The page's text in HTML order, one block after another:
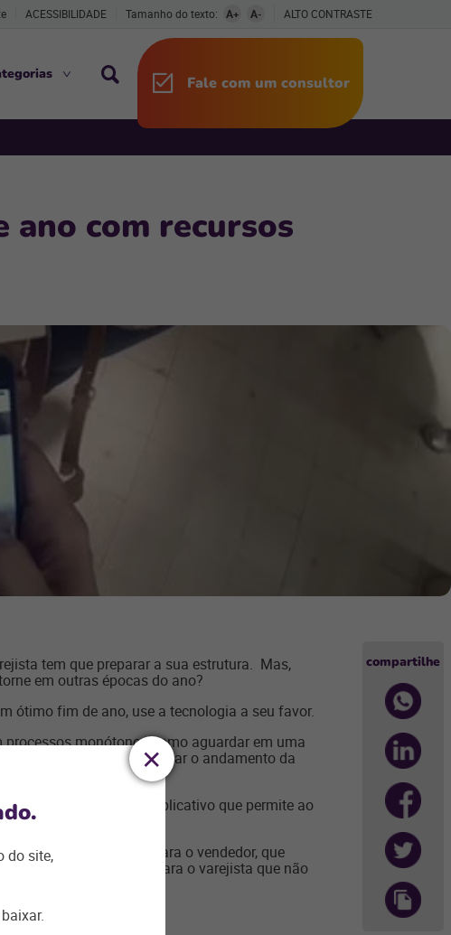
ACESSIBILIDADE Tamanho do texto: A+ A- ALTO CONTRASTE
Fale com um consultor
ano com recursos
tem que preparar a sua estrutura. Mas,
em outras épocas do ano?
ótimo fim de ano, use a tecnologia a seu favor.
monótonos como aguardar em uma
nas vendas sem prejudicar o andamento da
loja por meio de um aplicativo que permite ao
venda para o PDV.
são benefícios para o vendedor, que
metas, e benefícios para o varejista que não
compartilhe
do site,